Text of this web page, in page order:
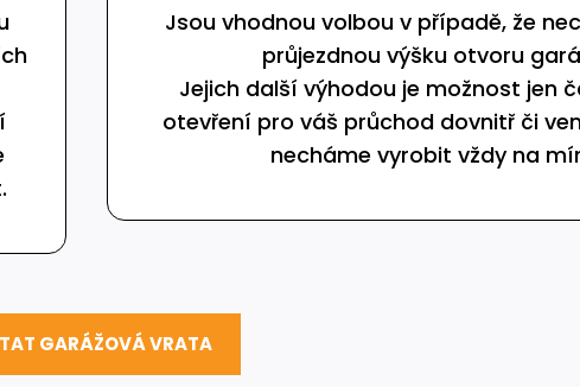
Jsou vhodnou volbou v případě, že
průjezdnou výšku otvoru
Jejich další výhodou je možnost jen
otevření pro váš průchod dovnitř či
necháme vyrobit vždy na
GARÁŽOVÁ VRATA